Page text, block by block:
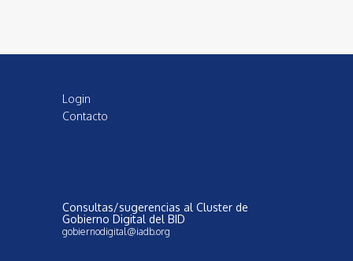
Login
Contacto
Consultas/sugerencias al Cluster de
Gobierno Digital del BID
gobiernodigital@iadb.org